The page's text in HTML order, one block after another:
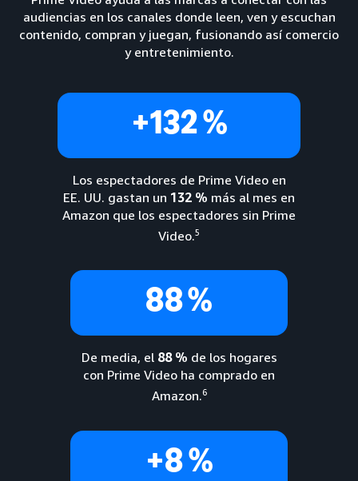
audiencias en los canales donde leen, ven y escuchan
contenido, compran y juegan, fusionando así comercio
y entretenimiento.
+132 %
Los espectadores de Prime Video en
EE. UU. gastan un 132 % más al mes en
Amazon que los espectadores sin Prime
Video.5
88 %
De media, el 88 % de los hogares
con Prime Video ha comprado en
Amazon.6
+8 %